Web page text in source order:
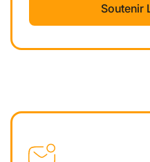
Soutenir